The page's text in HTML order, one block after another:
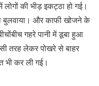
की भीड़ इकट्ठा हो गई।
बुलवाया। और काफी खोजने के
गहरे पानी में डूबा हुआ
तरह लेकर पोखरे से बाहर
भी कर ली गई।